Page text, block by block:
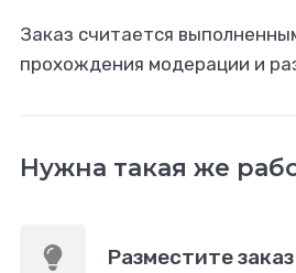
Заказ считается
прохождения модерации и
Нужна такая же
Разместите заказ